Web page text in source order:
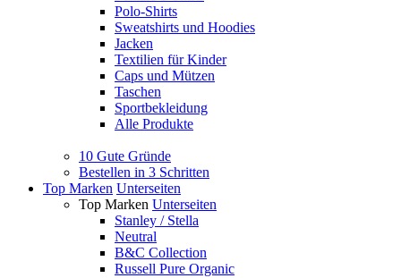
Polo-Shirts
Sweatshirts und Hoodies
Jacken
Textilien für Kinder
Caps und Mützen
Taschen
Sportbekleidung
Alle Produkte
10 Gute Gründe
Bestellen in 3 Schritten
Top Marken Unterseiten
Top Marken Unterseiten
Stanley / Stella
Neutral
B&C Collection
Russell Pure Organic